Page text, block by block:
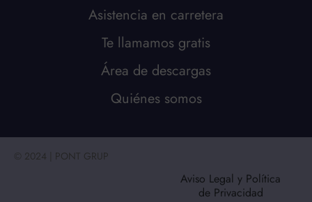
Asistencia en carretera
Te llamamos gratis
Área de descargas
Quiénes somos
© 2024 | PONT GRUP
Aviso Legal y Política
de Privacidad